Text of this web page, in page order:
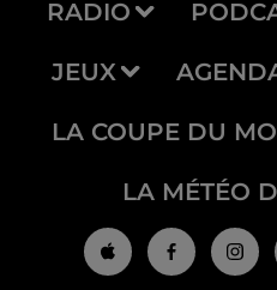
RADIO
JEUX
LA COUPE DU
LA MÉTÉO